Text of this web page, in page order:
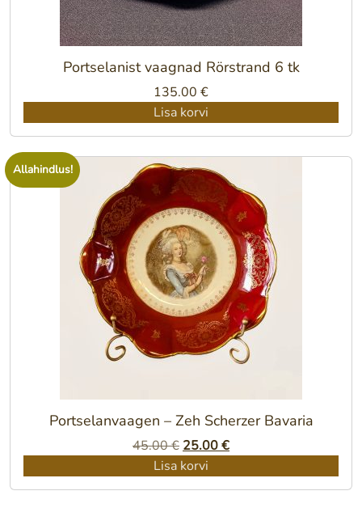
Portselanist vaagnad Rörstrand 6 tk
135.00 €
Lisa korvi
Allahindlus!
Portselanvaagen – Zeh Scherzer Bavaria
45.00€ Algne
hind
25.00€Praegune
Lisa korvi